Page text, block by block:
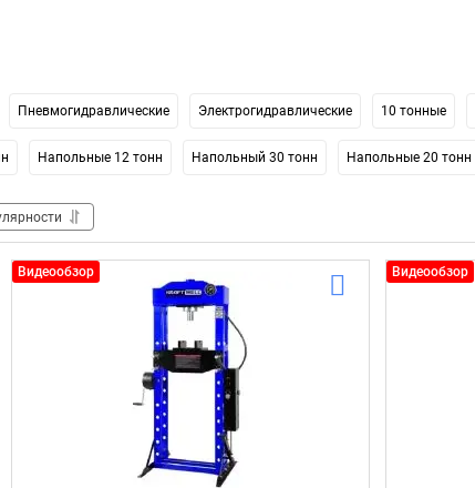
Пневмогидравлические Электрогидравлические 10 тонные
Напольные 12 тонн Напольный 30 тонн Напольные 20 тонн
Видеообзор Видеообзор